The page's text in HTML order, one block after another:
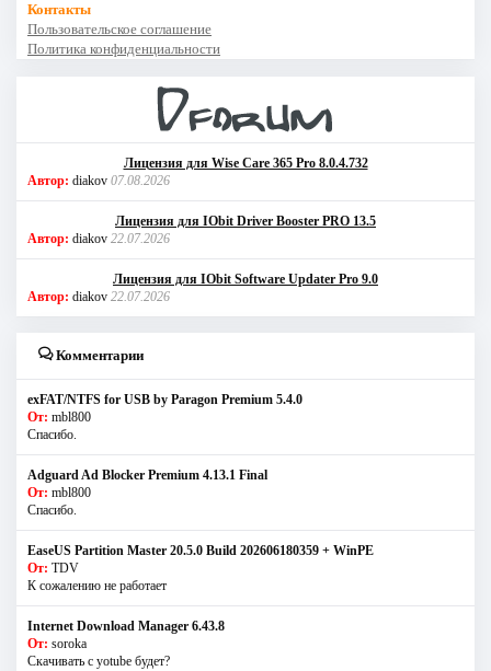
Контакты
Пользовательское соглашение
Политика конфиденциальности
Лицензия для Wise Care 365 Pro 8.0.4.732
Автор: diakov 07.08.2026
Лицензия для IObit Driver Booster PRO 13.5
Автор: diakov 22.07.2026
Лицензия для IObit Software Updater Pro 9.0
Автор: diakov 22.07.2026
Комментарии
exFAT/NTFS for USB by Paragon Premium 5.4.0
От: mbl800
Спасибо.
Adguard Ad Blocker Premium 4.13.1 Final
От: mbl800
Спасибо.
EaseUS Partition Master 20.5.0 Build 202606180359 + WinPE
От: TDV
К сожалению не работает
Internet Download Manager 6.43.8
От: soroka
Скачивать с yotube будет?